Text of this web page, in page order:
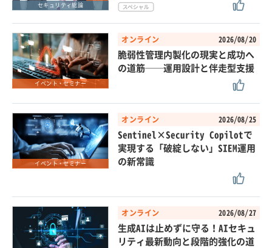
セキュリティ総論
イベント・セミナー
オンライン 2026/08/20
脆弱性管理内製化の現実と成功へ
の道筋──運用設計と伴走型支援
イベント・セミナー
オンライン 2026/08/25
Sentinel×Security Copilotで
実現する「破綻しない」SIEM運用
の新常識
オンライン 2026/08/27
生成AIは止めずに守る！AIセキュ
リティ最新動向と段階的強化の道